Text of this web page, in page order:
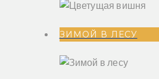
ЗИМОЙ В ЛЕСУ